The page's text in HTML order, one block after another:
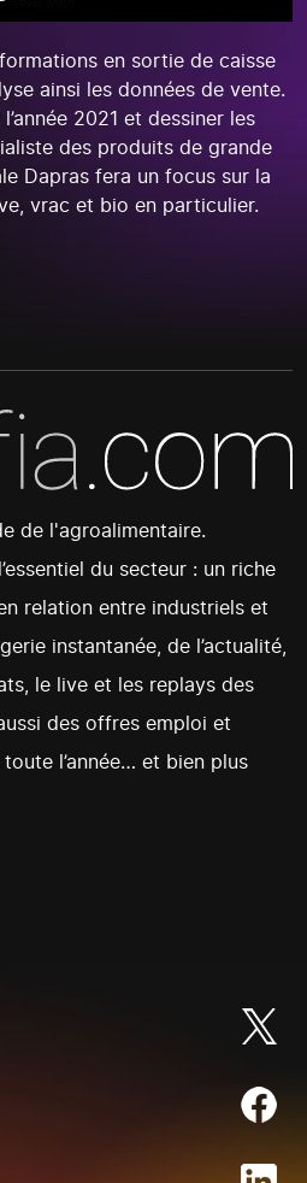
en sortie de caisse
ainsi les données de vente.
2021 et dessiner les
des produits de grande
Dapras fera un focus sur la
vrac et bio en particulier.
de l'agroalimentaire.
du secteur : un riche
relation entre industriels et
instantanée, de l’actualité,
le live et les replays des
des offres emploi et
l’année… et bien plus